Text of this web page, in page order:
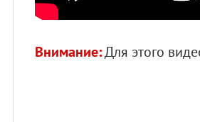
Внимание:Для этого